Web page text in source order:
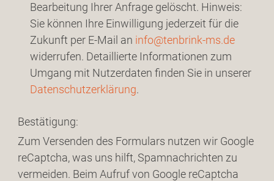
Bearbeitung Ihrer Anfrage gelöscht. Hinweis:
Sie können Ihre Einwilligung jederzeit für die
Zukunft per E-Mail an info@tenbrink-ms.de
widerrufen. Detaillierte Informationen zum
Umgang mit Nutzerdaten finden Sie in unserer
Datenschutzerklärung.
Bestätigung:
Zum Versenden des Formulars nutzen wir Google
reCaptcha, was uns hilft, Spamnachrichten zu
vermeiden. Beim Aufruf von Google reCaptcha